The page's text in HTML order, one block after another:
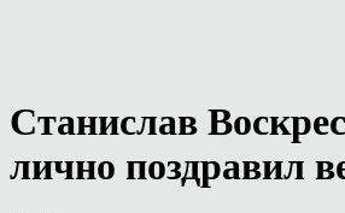
Станислав
лично поздравил